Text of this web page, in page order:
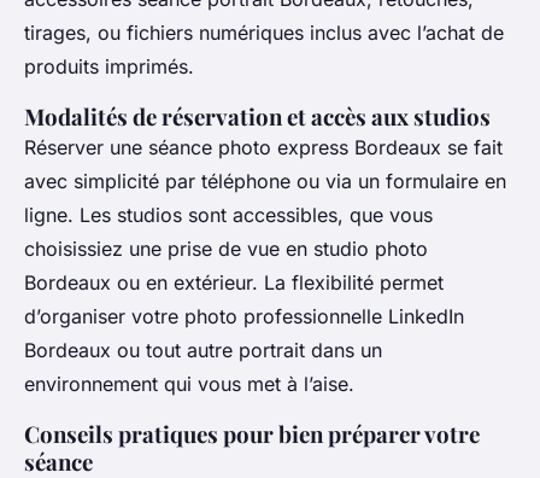
tirages, ou fichiers numériques inclus avec l’achat de
produits imprimés.
Modalités de réservation et accès aux studios
Réserver une séance photo express Bordeaux se fait
avec simplicité par téléphone ou via un formulaire en
ligne. Les studios sont accessibles, que vous
choisissiez une prise de vue en studio photo
Bordeaux ou en extérieur. La flexibilité permet
d’organiser votre photo professionnelle LinkedIn
Bordeaux ou tout autre portrait dans un
environnement qui vous met à l’aise.
Conseils pratiques pour bien préparer votre
séance